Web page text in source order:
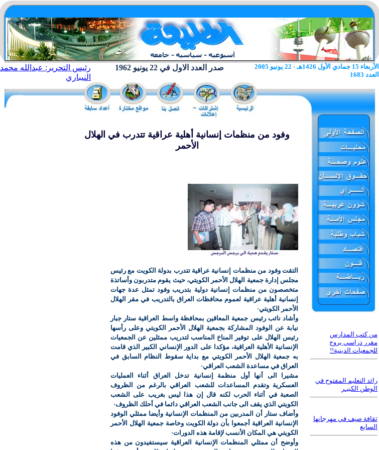
رئيس التحرير: عبدالله محمد
النيباري
صدر العدد الاول في 22 يونيو 1962
الأربعاء 15 جمادي الأول 1426هـ - 22 يونيو 2005
العدد 1683
وفود من منظمات إنسانية أهلية عراقية تتدرب في الهلال
الأحمر
التقت وفود من منظمات إنسانية عراقية تتدرب بدولة الكويت مع رئيس
مجلس إدارة جمعية الهلال الأحمر الكويتي، حيث يقوم متدربون وأساتذة
متخصصون من منظمات إنسانية دولية بتدريب وفود تمثل عدة جهات
إنسانية أهلية عراقية لعموم محافظات العراق بالتدريب في مقر الهلال
الأحمر الكويتي·
وأشاد نائب رئيس جمعية المعاقين بمحافظة واسط العراقية ستار جبار
نيابة عن الوفود المشاركة بجمعية الهلال الأحمر الكويتي وعلى رأسها
رئيس الهلال على توفير المناخ المناسب لتدريب ممثلين عن الجمعيات
الإنسانية الأهلية العراقية، مؤكدا على الدور الإنساني الكبير الذي قامت
به جمعية الهلال الأحمر الكويتي مع بداية سقوط النظام السابق في
العراق في مساعدة الشعب العراقي·
مشيرا الى أنها أول منظمة إنسانية تدخل العراق أثناء العمليات
العسكرية وتقدم المساعدات للشعب العراقي بالرغم من الظروف
الصعبة في أثناء الحرب لكنه قال إن هذا ليس بغريب على الشعب
الكويتي الذي يقف الى جانب الشعب العراقي دائما في أحلك الظروف·
وأضاف ستار أن المدربين من المنظمات الإنسانية وأيضا ممثلي الوفود
الإنسانية العراقية أجمعوا بأن دولة الكويت وخاصة جمعية الهلال الأحمر
الكويتي هي المكان الأنسب لإقامة هذه الدورات·
وأوضح أن ممثلي المنظمات الإنسانية العراقية سيستفيدون من هذه
من كتب المدارس
مقرر دراسي يروج
للجمعيات الدينية!!
رائد التعليم المفتوح في
الوطن الكبيـر
ثقافة صيف في مهرجانها
السابع